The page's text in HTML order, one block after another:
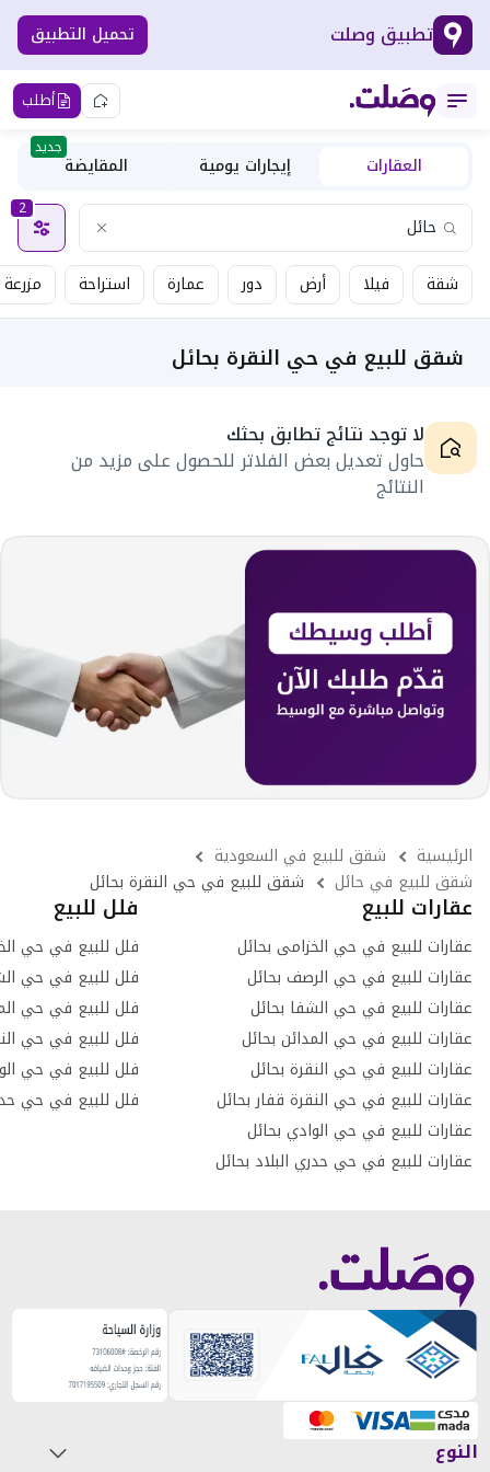
تطبيق وصلت تحميل التطبيق
أطلب
العقارات إيجارات يومية المقايضة
جديد
2
شقة فيلا أرض دور عمارة استراحة مزرعة
شقق للبيع في حي النقرة بحائل
لا توجد نتائج تطابق بحثك
حاول تعديل بعض الفلاتر للحصول على مزيد من
النتائج
الرئيسية
شقق للبيع في السعودية
شقق للبيع في حائل
شقق للبيع في حي النقرة بحائل
عقارات للبيع
عقارات للبيع في حي الخزامى بحائل
عقارات للبيع في حي الرصف بحائل
عقارات للبيع في حي الشفا بحائل
عقارات للبيع في حي المدائن بحائل
عقارات للبيع في حي النقرة بحائل
عقارات للبيع في حي النقرة قفار بحائل
عقارات للبيع في حي الوادي بحائل
عقارات للبيع في حي حدري البلاد بحائل
فلل للبيع
فلل للبيع في حي
فلل للبيع في حي
فلل للبيع في حي
فلل للبيع في حي
فلل للبيع في حي
فلل للبيع في حي
النوع